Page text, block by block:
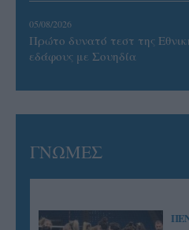
05/08/2026
Πρώτο δυνατό τεστ της
εδάφους με Σουηδία
ΓΝΩΜΕΣ